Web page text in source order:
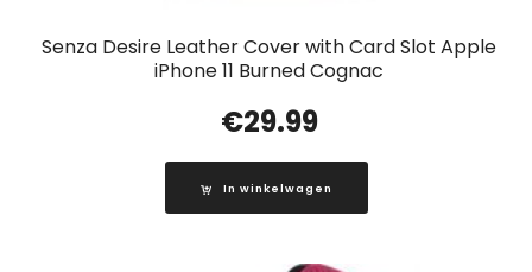
Senza Desire Leather Cover with Card Slot Apple
iPhone 11 Burned Cognac
€29.99
In winkelwagen